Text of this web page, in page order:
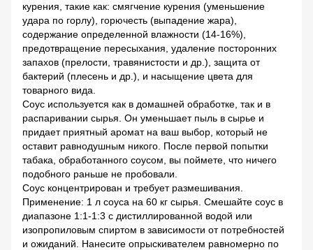
курения, такие как: смягчение курения (уменьшение
удара по горлу), горючесть (выпадение жара),
содержание определенной влажности (14-16%),
предотвращение пересыхания, удаление посторонних
запахов (прелости, травянистости и др.), защита от
бактерий (плесень и др.), и насыщение цвета для
товарного вида.
Соус используется как в домашней обработке, так и в
распаривании сырья. Он уменьшает пыль в сырье и
придает приятный аромат на ваш выбор, который не
оставит равнодушным никого. После первой попытки
табака, обработанного соусом, вы поймете, что ничего
подобного раньше не пробовали.
Соус концентрирован и требует размешивания.
Применение: 1 л соуса на 60 кг сырья. Смешайте соус в
диапазоне 1:1-1:3 с дистиллированной водой или
изопропиловым спиртом в зависимости от потребностей
и ожиданий. Нанесите опрыскивателем равномерно по